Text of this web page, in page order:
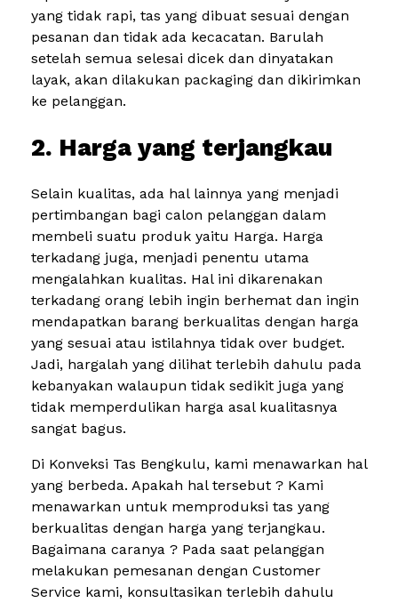
yang tidak rapi, tas yang dibuat sesuai dengan
pesanan dan tidak ada kecacatan. Barulah
setelah semua selesai dicek dan dinyatakan
layak, akan dilakukan packaging dan dikirimkan
ke pelanggan.
2. Harga yang terjangkau
Selain kualitas, ada hal lainnya yang menjadi
pertimbangan bagi calon pelanggan dalam
membeli suatu produk yaitu Harga. Harga
terkadang juga, menjadi penentu utama
mengalahkan kualitas. Hal ini dikarenakan
terkadang orang lebih ingin berhemat dan ingin
mendapatkan barang berkualitas dengan harga
yang sesuai atau istilahnya tidak over budget.
Jadi, hargalah yang dilihat terlebih dahulu pada
kebanyakan walaupun tidak sedikit juga yang
tidak memperdulikan harga asal kualitasnya
sangat bagus.
Di Konveksi Tas Bengkulu, kami menawarkan hal
yang berbeda. Apakah hal tersebut ? Kami
menawarkan untuk memproduksi tas yang
berkualitas dengan harga yang terjangkau.
Bagaimana caranya ? Pada saat pelanggan
melakukan pemesanan dengan Customer
Service kami, konsultasikan terlebih dahulu